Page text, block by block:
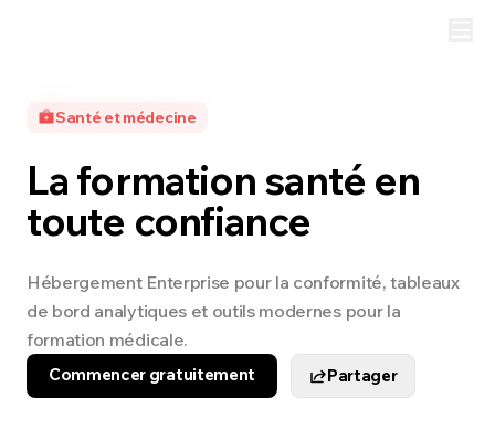
Santé et médecine
La formation santé en
toute confiance
Hébergement Enterprise pour la conformité, tableaux
de bord analytiques et outils modernes pour la
formation médicale.
Commencer gratuitement Partager